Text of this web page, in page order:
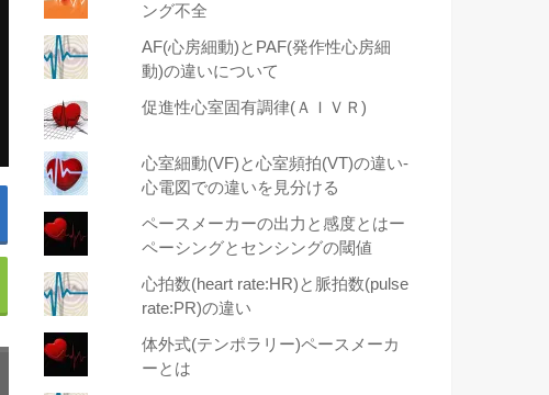
ング不全
AF(心房細動)とPAF(発作性心房細
動)の違いについて
促進性心室固有調律(ＡＩＶＲ)
心室細動(VF)と心室頻拍(VT)の違い‐
心電図での違いを見分ける
ペースメーカーの出力と感度とはー
ペーシングとセンシングの閾値
心拍数(heart rate:HR)と脈拍数(pulse
rate:PR)の違い
体外式(テンポラリー)ペースメーカ
ーとは